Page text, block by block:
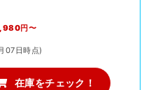
円〜
07日時点)
在庫をチェック！